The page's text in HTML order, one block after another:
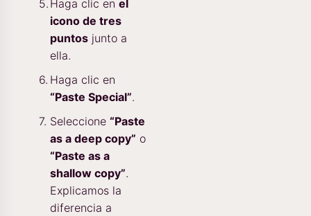
Haga clic en el
icono de tres
puntos junto a
ella.
Haga clic en
“Paste Special”.
Seleccione “Paste
as a deep copy” o
“Paste as a
shallow copy”.
Explicamos la
diferencia a